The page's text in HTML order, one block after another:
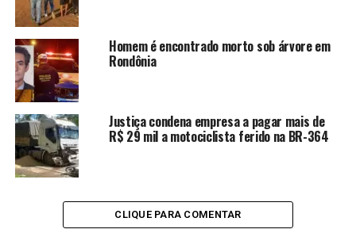
Homem é encontrado morto sob árvore em
Rondônia
Justiça condena empresa a pagar mais de
R$ 29 mil a motociclista ferido na BR-364
CLIQUE PARA COMENTAR